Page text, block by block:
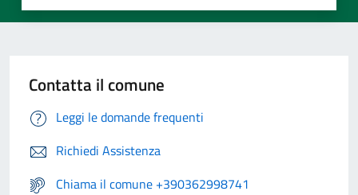
Contatta il comune
Leggi le domande frequenti
Richiedi Assistenza
Chiama il comune +390362998741